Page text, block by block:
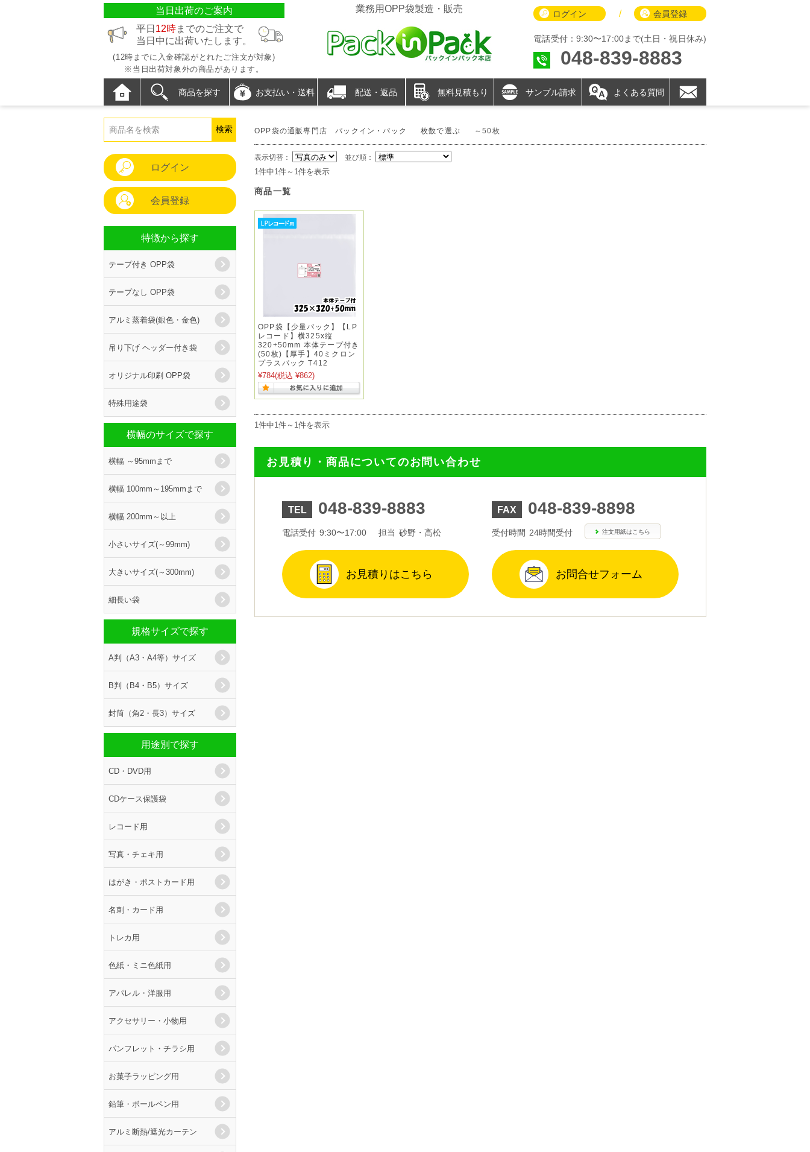
当日出荷のご案内
平日 12時までのご注文で
当日中に出荷いたします。
(12時までに入金確認がとれたご注文が対象)
※当日出荷対象外の商品があります。
業務用OPP袋製造・販売 ログイン / 会員登録
電話受付：9:30〜17:00まで(土日・祝日休み)
048-839-8883
商品を探す お支払い・送料 配送・返品 無料見積もり サンプル請求 よくある質問
OPP袋の通販専門店 パックイン・パック 枚数で選ぶ ～50枚
表示切替： 並び順：
1件中1件～1件を表示
商品一覧
OPP袋【少量パック】【LP
レコード】横325x縦
320+50mm 本体テープ付き
(50枚)【厚手】40ミクロン
プラスパック T412
¥784(税込 ¥862)
1件中1件～1件を表示
お見積り・商品についてのお問い合わせ
TEL 048-839-8883
電話受付 9:30〜17:00 担当 砂野・高松
お見積りはこちら
FAX 048-839-8898
受付時間 24時間受付 注文用紙はこちら
お問合せフォーム
ログイン
会員登録
特徴から探す
テープ付き OPP袋
テープなし OPP袋
アルミ蒸着袋(銀色・金色)
吊り下げ ヘッダー付き袋
オリジナル印刷 OPP袋
特殊用途袋
横幅のサイズで探す
横幅 ～95mmまで
横幅 100mm～195mmまで
横幅 200mm～以上
小さいサイズ(～99mm)
大きいサイズ(～300mm)
細長い袋
規格サイズで探す
A判（A3・A4等）サイズ
B判（B4・B5）サイズ
封筒（角2・長3）サイズ
用途別で探す
CD・DVD用
CDケース保護袋
レコード用
写真・チェキ用
はがき・ポストカード用
名刺・カード用
トレカ用
色紙・ミニ色紙用
アパレル・洋服用
アクセサリー・小物用
パンフレット・チラシ用
お菓子ラッピング用
鉛筆・ボールペン用
アルミ断熱/遮光カーテン